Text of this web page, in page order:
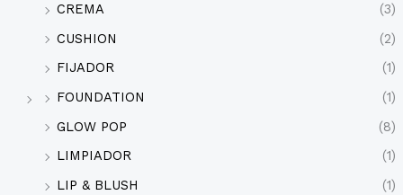
CREMA
(3)
CUSHION
(2)
FIJADOR
(1)
FOUNDATION
(1)
GLOW POP
(8)
LIMPIADOR
(1)
LIP & BLUSH
(1)